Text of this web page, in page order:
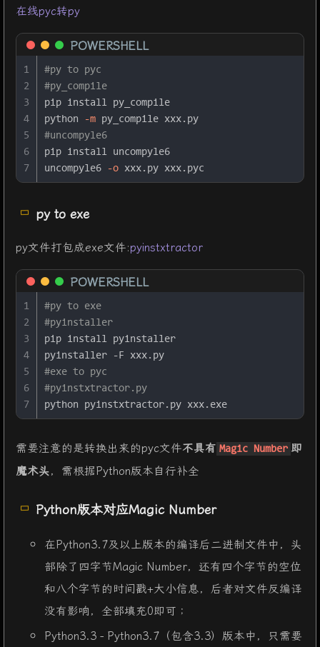
在线pyc转py
POWERSHELL
1
2
3
4
5
6
7
#py to pyc
#py_compile
pip install py_compile
python
-m py_compile xxx.py
#uncompyle6
pip install uncompyle6
uncompyle6
-o xxx.py xxx.pyc
py to exe
py文件打包成exe文件:pyinstxtractor
POWERSHELL
1
2
3
4
5
6
7
#py to exe
#pyinstaller
pip install pyinstaller
pyinstaller
-F xxx.py
#exe to pyc
#pyinstxtractor.py
python pyinstxtractor.py xxx.exe
需要注意的是转换出来的pyc文件不具有 Magic Number 即
魔术头，需根据Python版本自行补全
Python版本对应Magic Number
在Python3.7及以上版本的编译后二进制文件中，头
部除了四字节Magic Number，还有四个字节的空位
和八个字节的时间戳+大小信息，后者对文件反编译
没有影响，全部填充0即可；
Python3.3 - Python3.7（包含3.3）版本中，只需要